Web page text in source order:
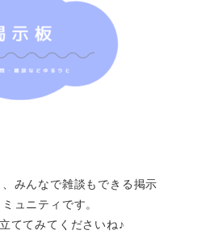
みんなで雑談もできる掲示
ュニティです。
ててみてくださいね♪